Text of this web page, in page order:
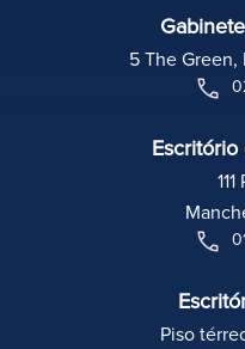
5 The Green,
Piso